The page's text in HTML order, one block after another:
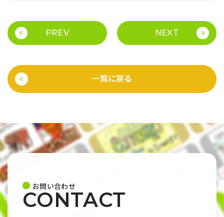
PREV NEXT
一覧に戻る
お問い合わせ
CONTACT